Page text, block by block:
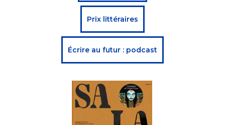
Prix littéraires
Écrire au futur : podcast